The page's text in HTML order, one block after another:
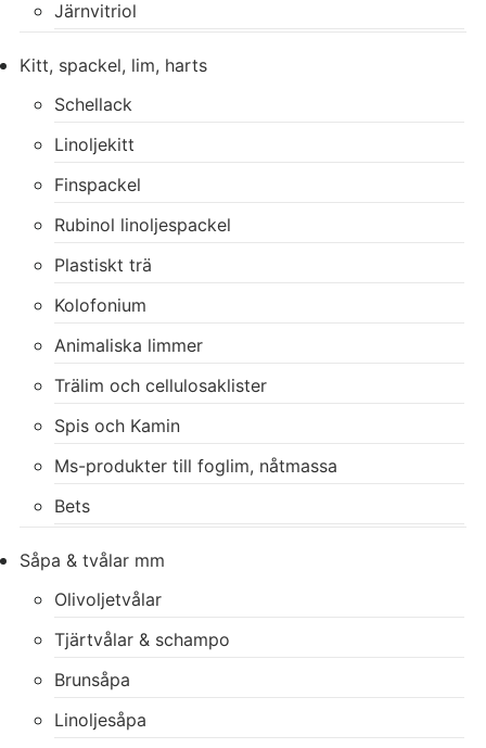
Järnvitriol
Kitt, spackel, lim, harts
Schellack
Linoljekitt
Finspackel
Rubinol linoljespackel
Plastiskt trä
Kolofonium
Animaliska limmer
Trälim och cellulosaklister
Spis och Kamin
Ms-produkter till foglim, nåtmassa
Bets
Såpa & tvålar mm
Olivoljetvålar
Tjärtvålar & schampo
Brunsåpa
Linoljesåpa